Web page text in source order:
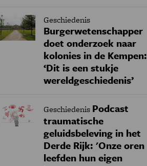
Geschiedenis
Burgerwetenschapper
doet onderzoek naar
kolonies in de Kempen:
‘Dit is een stukje
wereldgeschiedenis’
Geschiedenis Podcast
traumatische
geluidsbeleving in het
Derde Rijk: 'Onze oren
leefden hun eigen